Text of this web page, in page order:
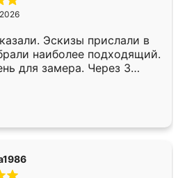
Эскизы прислали в
наиболее подходящий.
для замера. Через 3
уже готова. Остались
Спасибо Ренессанс
работу!